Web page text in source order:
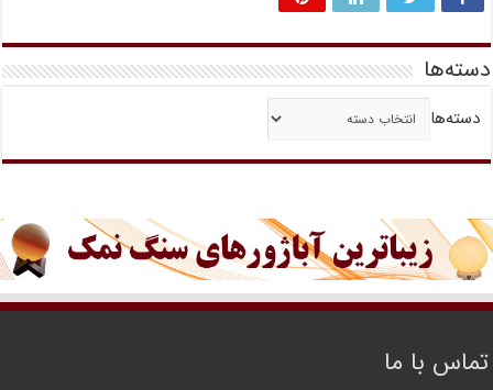
دسته‌ها
دسته‌ها
تماس با ما